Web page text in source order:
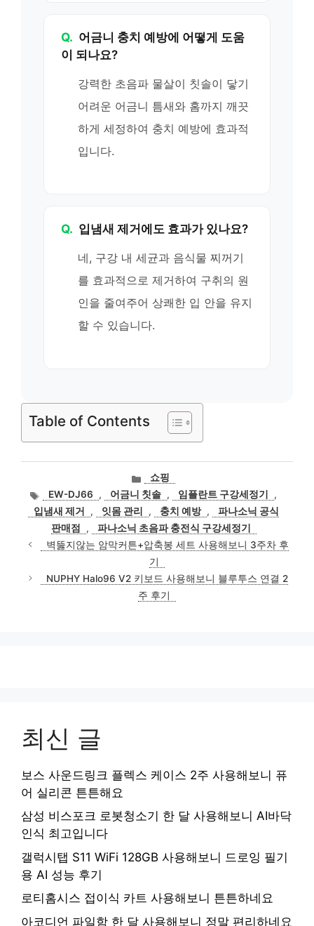
Q. 어금니 충치 예방에 어떻게 도움
이 되나요?
강력한 초음파 물살이 칫솔이 닿기
어려운 어금니 틈새와 홈까지 깨끗
하게 세정하여 충치 예방에 효과적
입니다.
Q. 입냄새 제거에도 효과가 있나요?
네, 구강 내 세균과 음식물 찌꺼기
를 효과적으로 제거하여 구취의 원
인을 줄여주어 상쾌한 입 안을 유지
할 수 있습니다.
Table of Contents
카
테
고
리
쇼핑
태
그
EW-DJ66 , 어금니 칫솔 , 임플란트 구강세정기
,
입냄새 제거
, 잇몸 관리 , 충치 예방 ,
파나소닉 공식
판매점
,
파나소닉 초음파 충전식 구강세정기
벽뚫지않는 암막커튼+압축봉 세트 사용해보니 3주차 후
기
NUPHY Halo96 V2 키보드 사용해보니 블루투스 연결 2
주 후기
최신 글
보스 사운드링크 플렉스 케이스 2주 사용해보니 퓨
어 실리콘 튼튼해요
삼성 비스포크 로봇청소기 한 달 사용해보니 AI바닥
인식 최고입니다
갤럭시탭 S11 WiFi 128GB 사용해보니 드로잉 필기
용 AI 성능 후기
로티홈시스 접이식 카트 사용해보니 튼튼하네요
아코디언 파일함 한 달 사용해보니 정말 편리하네요